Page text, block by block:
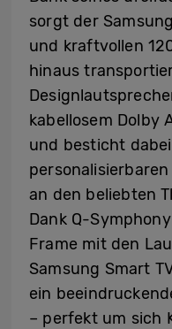
sorgt der
und kraftvollen
hinaus
kabellosem Dolby
und besticht
an den beliebten
Dank Q-
Frame mit den
Samsung Smart
ein
– perfekt um sich